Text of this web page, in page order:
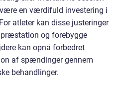
en værdifuld investering i
atleter kan disse justeringer
og forebygge
kan opnå forbedret
af spændinger gennem
behandlinger.